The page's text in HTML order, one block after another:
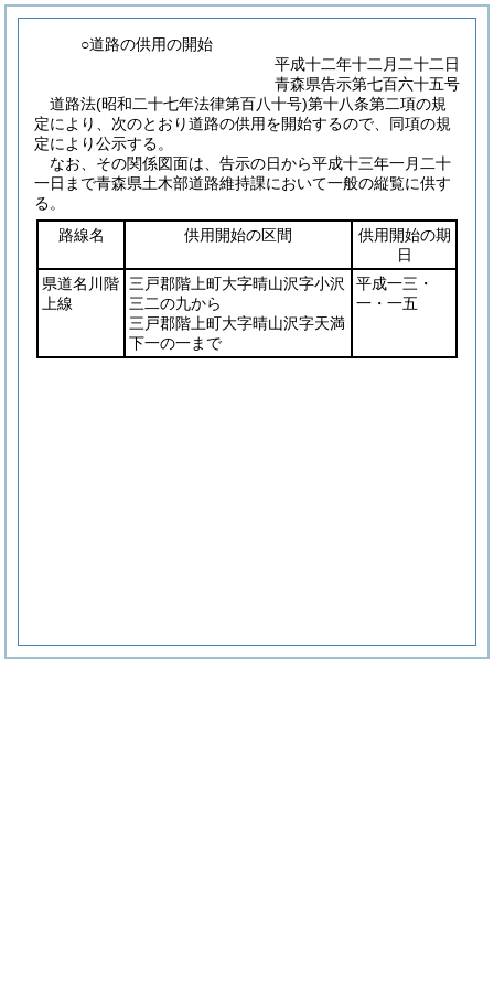
○道路の供用の開始
平成十二年十二月二十二日
青森県告示第七百六十五号
道路法(昭和二十七年法律第百八十号)第十八条第二項の規
定により、次のとおり道路の供用を開始するので、同項の規
定により公示する。
なお、その関係図面は、告示の日から平成十三年一月二十
一日まで青森県土木部道路維持課において一般の縦覧に供す
る。
路線名
供用開始の区間
供用開始の期
日
県道名川階
上線
三戸郡階上町大字晴山沢字小沢
三二の九から
三戸郡階上町大字晴山沢字天満
下一の一まで
平成一三・
一・一五